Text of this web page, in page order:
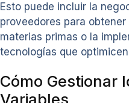
Esto puede incluir la
proveedores para
materias primas o la
tecnologías que
Cómo Gestionar